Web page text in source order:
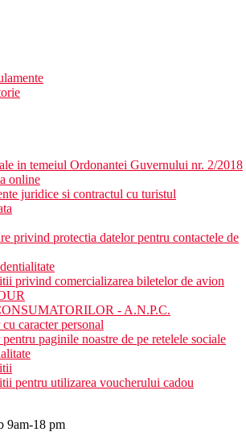
in temeiul Ordonantei Guvernului nr. 2/2018
online
juridice si contractul cu turistul
privind protectia datelor pentru contactele de
privind comercializarea biletelor de avion
- A.N.P.C.
caracter personal
paginile noastre de pe retelele sociale
pentru utilizarea voucherului cadou
9am-18 pm